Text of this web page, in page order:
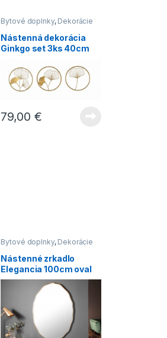
Bytové doplnky, Dekorácie
do bytu
Novinky
Nástenná dekorácia
Ginkgo set 3ks 40cm
79,00 €
Bytové doplnky, Dekorácie
do bytu
Novinky Zrkadlá
Nástenné zrkadlo
Elegancia 100cm oval
zlaté